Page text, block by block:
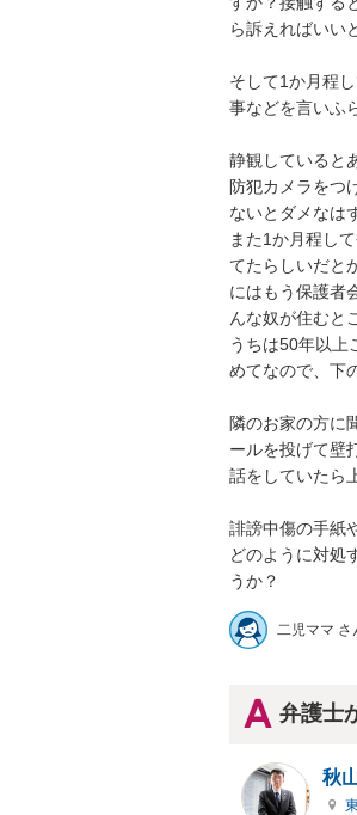
ら訴えればいい
そして1か月程
事などを言いふ
静観していると
防犯カメラをつ
ないとダメなは
また1か月程し
てたらしいだと
にはもう保護者
んな奴が住むと
うちは50年以上
めてなので、下
隣のお家の方に
ールを投げて壁
話をしていたら
誹謗中傷の手紙
どのように対処
うか？
二児ママ さ
弁護士
秋